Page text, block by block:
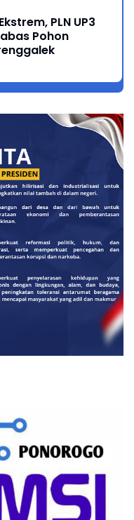
PLN UP3
Pohon